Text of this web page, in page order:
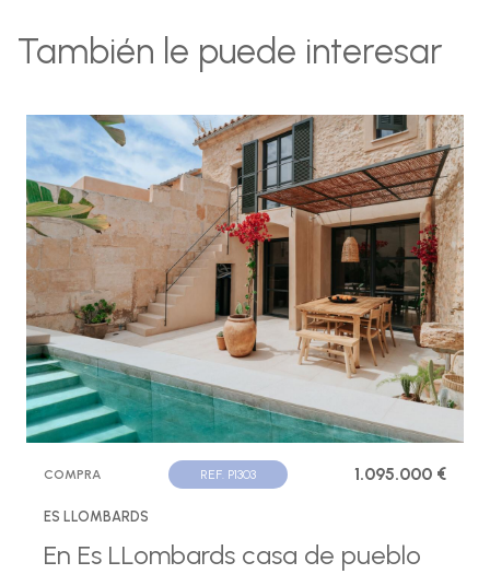
También le puede interesar
COMPRA REF. P1303 1.095.000 €
ES LLOMBARDS
En Es LLombards casa de pueblo